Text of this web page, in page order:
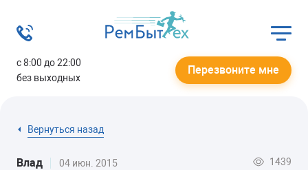
с 8:00 до 22:00
без выходных
Перезвоните мне
Вернуться назад
Влад 04 июн. 2015 1439